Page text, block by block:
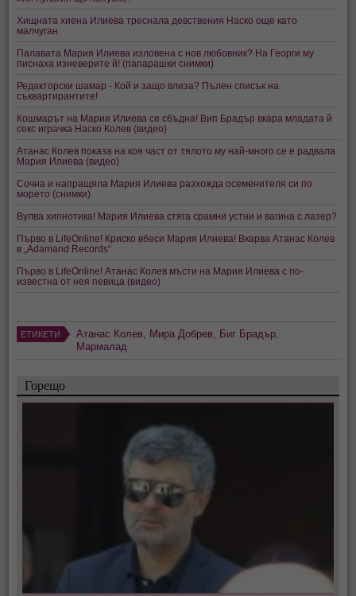
Хищната хиена Илиева треснала девствения Наско още като
малчуган
Палавата Мария Илиева изловена с нов любовник? На Георги му
писнаха изневерите й! (папарашки снимки)
Редакторски шамар - Кой и защо влиза? Пълен списък на
съквартирантите!
Кошмарът на Мария Илиева се сбъдна! Вип Брадър вкара младата й
секс играчка Наско Колев (видео)
Атанас Колев показа на коя част от тялото му най-много се е радвала
Мария Илиева (видео)
Сочна и напращяла Мария Илиева разхожда осеменителя си по
морето (снимки)
Вулва хипнотика! Мария Илиева стяга срамни устни и вагина с лазер?
Първо в LifeOnline! Криско вбеси Мария Илиева! Вкарва Атанас Колев
в „Adamand Records“
Първо в LifeOnline! Атанас Колев мъсти на Мария Илиева с по-
известна от нея певица (видео)
ЕТИКЕТИ Атанас Колев Мира Добрев Биг Брадър
Мармалад
Горещо